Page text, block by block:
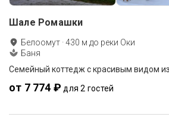
Шале Ромашки
Белоомут ·430 м до реки Оки
Баня
Семейный коттедж с красивым видом
от 7 774 ₽ для 2 гостей